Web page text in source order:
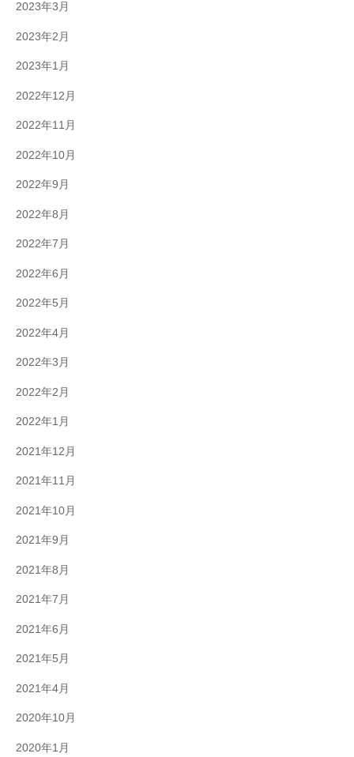
2023年3月
2023年2月
2023年1月
2022年12月
2022年11月
2022年10月
2022年9月
2022年8月
2022年7月
2022年6月
2022年5月
2022年4月
2022年3月
2022年2月
2022年1月
2021年12月
2021年11月
2021年10月
2021年9月
2021年8月
2021年7月
2021年6月
2021年5月
2021年4月
2020年10月
2020年1月